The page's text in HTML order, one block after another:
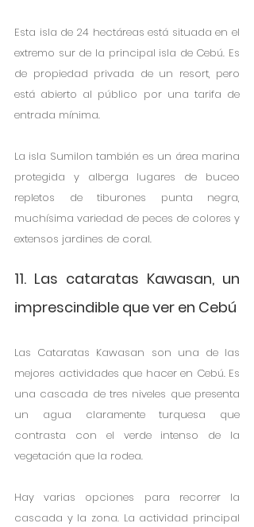
Esta isla de 24 hectáreas está situada en el
extremo sur de la principal isla de Cebú. Es
de propiedad privada de un resort, pero
está abierto al público por una tarifa de
entrada mínima.
La isla Sumilon también es un área marina
protegida y alberga lugares de buceo
repletos de tiburones punta negra,
muchísima variedad de peces de colores y
extensos jardines de coral.
11. Las cataratas Kawasan, un
imprescindible que ver en Cebú
Las Cataratas Kawasan son una de las
mejores actividades que hacer en Cebú. Es
una cascada de tres niveles que presenta
un agua claramente turquesa que
contrasta con el verde intenso de la
vegetación que la rodea.
Hay varias opciones para recorrer la
cascada y la zona. La actividad principal